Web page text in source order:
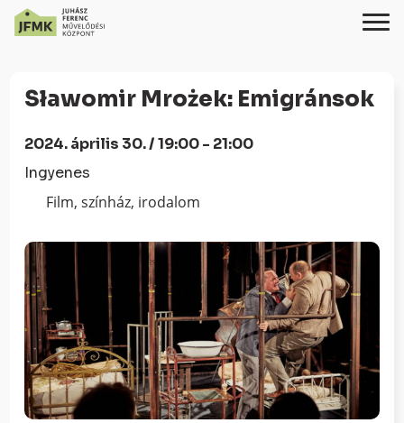
Content
navigációhoz
Sławomir Mrożek: Emigránsok
2024. április 30. / 19:00 - 21:00
Ingyenes
Film, színház, irodalom